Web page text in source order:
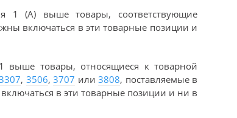
1 (А) выше товары, соответствующие
включаться в эти товарные позиции и
товары, относящиеся к товарной
, 3506,3707 или3808, поставляемые в
в эти товарные позиции и ни в